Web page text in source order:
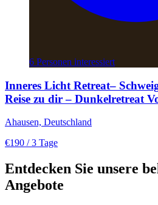
6 Personen interessiert
Inneres Licht Retreat–
Reise zu dir – Dunkelretreat
Ahausen, Deutschland
€190 / 3 Tage
Entdecken Sie unsere
Angebote